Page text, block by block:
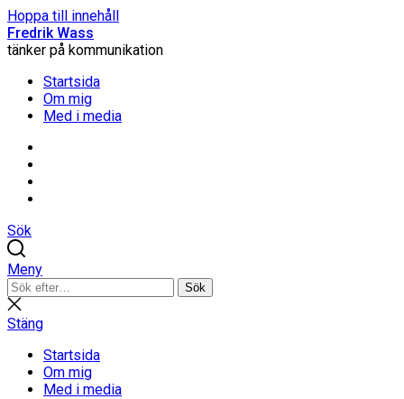
Hoppa till innehåll
Fredrik Wass
tänker på kommunikation
Startsida
Om mig
Med i media
Sök
Meny
Sök
efter:
Sök
Stäng
sökning
Stäng
Startsida
Om mig
Med i media